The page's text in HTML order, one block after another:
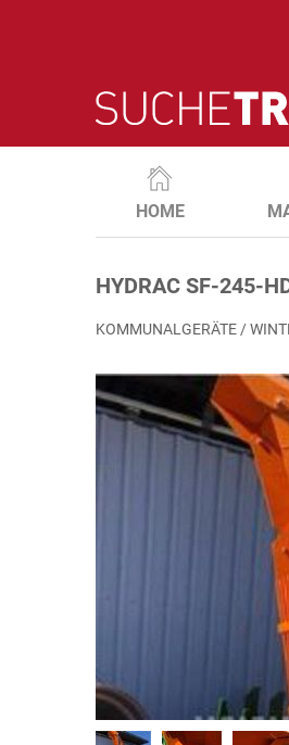
HOME
HYDRAC SF-245-
KOMMUNALGERÄTE /